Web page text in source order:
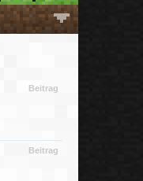
Beitrag
Beitrag